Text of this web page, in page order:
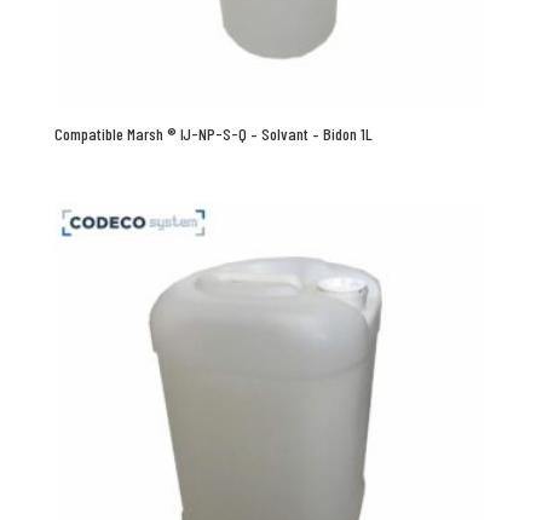
Compatible Marsh ® IJ-NP-S-Q – Solvant – Bidon 1L